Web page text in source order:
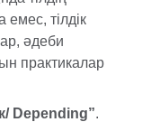
тілдік
әдеби
практикалар
Depending”.